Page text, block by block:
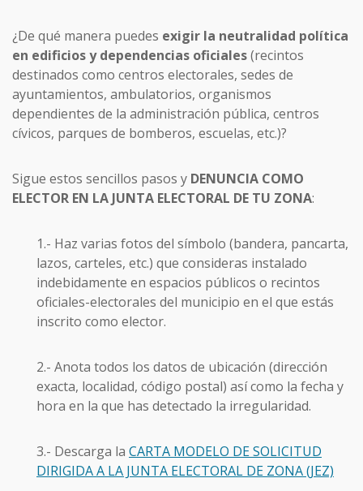
¿De qué manera puedes exigir la neutralidad política
en edificios y dependencias oficiales(recintos
destinados como centros electorales, sedes de
ayuntamientos, ambulatorios, organismos
dependientes de la administración pública, centros
cívicos, parques de bomberos, escuelas, etc.)?
Sigue estos sencillos pasos y DENUNCIA COMO
ELECTOR EN LA JUNTA ELECTORAL DE TU ZONA:
1.- Haz varias fotos del símbolo (bandera, pancarta,
lazos, carteles, etc.) que consideras instalado
indebidamente en espacios públicos o recintos
oficiales-electorales del municipio en el que estás
inscrito como elector.
2.- Anota todos los datos de ubicación (dirección
exacta, localidad, código postal) así como la fecha y
hora en la que has detectado la irregularidad.
3.- Descarga la CARTA MODELO DE SOLICITUD
DIRIGIDA A LA JUNTA ELECTORAL DE ZONA (JEZ)